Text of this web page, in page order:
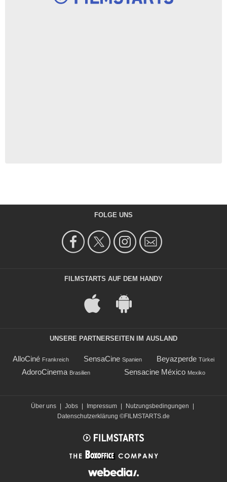
FOLGE UNS
FILMSTARTS AUF DEM HANDY
UNSERE PARTNERSEITEN IM AUSLAND
AlloCiné Frankreich SensaCine Spanien Beyazperde Türkei
AdoroCinema Brasilien Sensacine México Mexiko
Über uns Jobs Impressum Nutzungsbedingungen
Datenschutzerklärung ©FILMSTARTS.de